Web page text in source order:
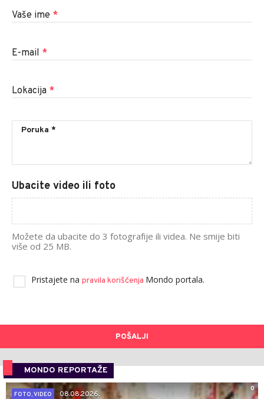
Vaše ime *
E-mail *
Lokacija *
Ubacite video ili foto
Možete da ubacite do 3 fotografije ili videa. Ne smije biti
više od 25 MB.
Pristajete na pravila korišćenja Mondo portala.
POŠALJI
MONDO REPORTAŽE
0
FOTO, VIDEO
08.08.2026.